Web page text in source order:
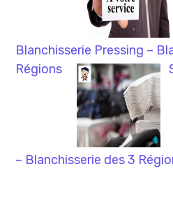
Blanchisserie Pressing –
Régions
– Blanchisserie des 3